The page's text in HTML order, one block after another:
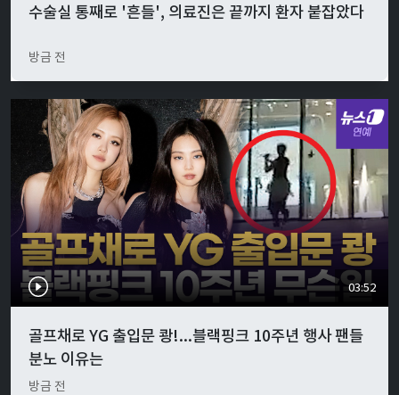
수술실 통째로 '흔들', 의료진은 끝까지 환자 붙잡았다
방금 전
03:52
골프채로 YG 출입문 쾅!...블랙핑크 10주년 행사 팬들
분노 이유는
방금 전